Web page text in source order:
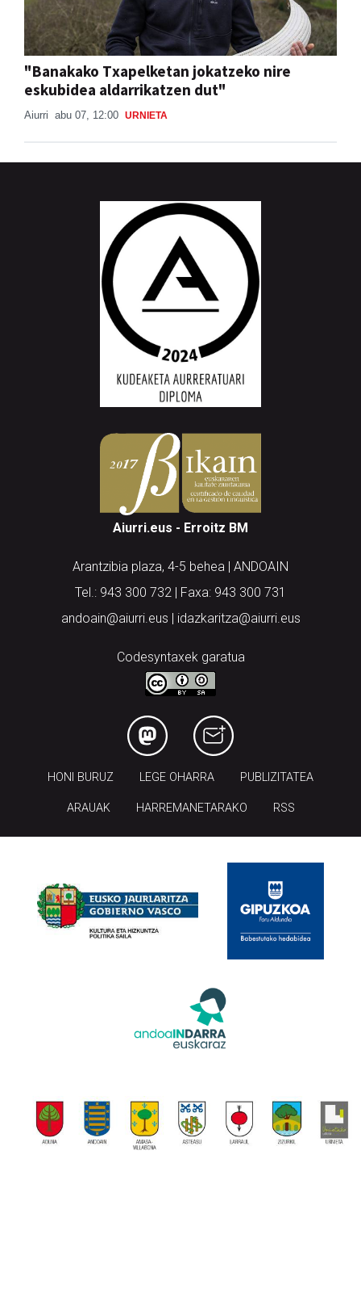
"Banakako Txapelketan jokatzeko nire
eskubidea aldarrikatzen dut"
Aiurri abu 07, 12:00 URNIETA
Aiurri.eus - Erroitz BM
Arantzibia plaza, 4-5 behea | ANDOAIN
Tel.: 943 300 732 | Faxa: 943 300 731
andoain@aiurri.eus | idazkaritza@aiurri.eus
Codesyntaxek garatua
HONI BURUZ LEGE OHARRA PUBLIZITATEA
ARAUAK HARREMANETARAKO RSS